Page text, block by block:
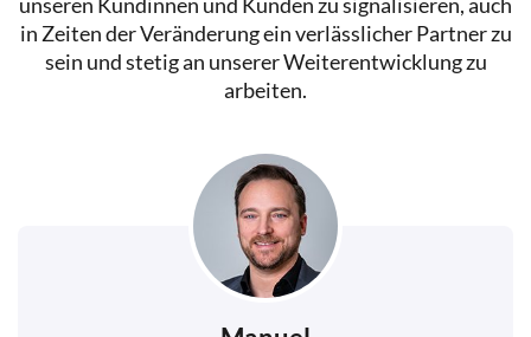
unseren Kundinnen und Kunden zu signalisieren, auch
in Zeiten der Veränderung ein verlässlicher Partner zu
sein und stetig an unserer Weiterentwicklung zu
arbeiten.